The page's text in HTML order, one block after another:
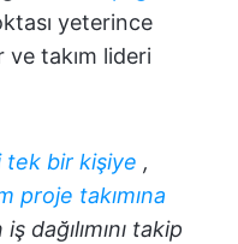
yeterince
ve takım lideri
tek bir kişiye ,
proje takımına
dağılımını takip